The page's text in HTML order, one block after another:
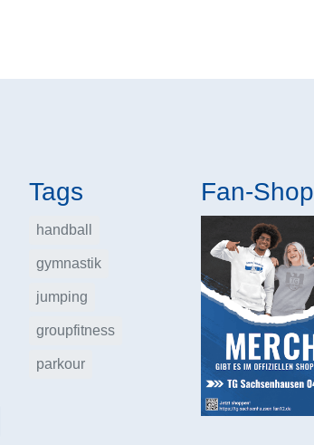
Tags
handball
gymnastik
jumping
groupfitness
parkour
Fan-Shop